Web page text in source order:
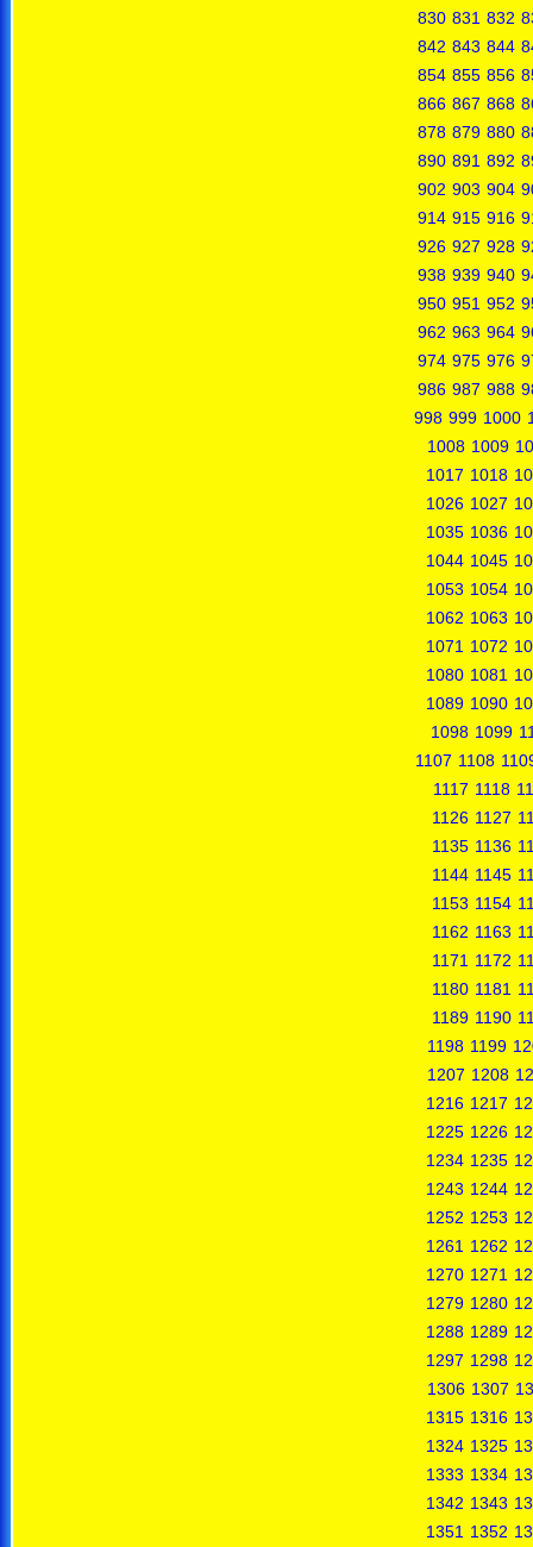
830 831 832
842 843 844
854 855 856
866 867 868
878 879 880
890 891 892
902 903 904
914 915 916
926 927 928
938 939 940
950 951 952
962 963 964
974 975 976
986 987 988
998 999 1000
1008 1009
1017 1018
1026 1027
1035 1036
1044 1045
1053 1054
1062 1063
1071 1072
1080 1081
1089 1090
1098 1099
1107 1108
1117 1118
1126 1127
1135 1136
1144 1145
1153 1154
1162 1163
1171 1172
1180 1181
1189 1190
1198 1199
1207 1208
1216 1217
1225 1226
1234 1235
1243 1244
1252 1253
1261 1262
1270 1271
1279 1280
1288 1289
1297 1298
1306 1307
1315 1316
1324 1325
1333 1334
1342 1343
1351 1352